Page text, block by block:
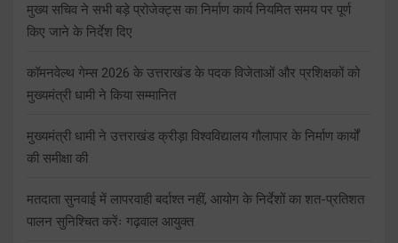
मुख्य सचिव ने सभी बड़े प्रोजेक्ट्स का निर्माण कार्य नियमित समय पर पूर्ण
किए जाने के निर्देश दिए
कॉमनवेल्थ गेम्स 2026 के उत्तराखंड के पदक विजेताओं और प्रशिक्षकों को
मुख्यमंत्री धामी ने किया सम्मानित
मुख्यमंत्री धामी ने उत्तराखंड क्रीड़ा विश्वविद्यालय गौलापार के निर्माण कार्यों
की समीक्षा की
मतदाता सुनवाई में लापरवाही बर्दाश्त नहीं, आयोग के निर्देशों का शत-प्रतिशत
पालन सुनिश्चित करेंः गढ़वाल आयुक्त